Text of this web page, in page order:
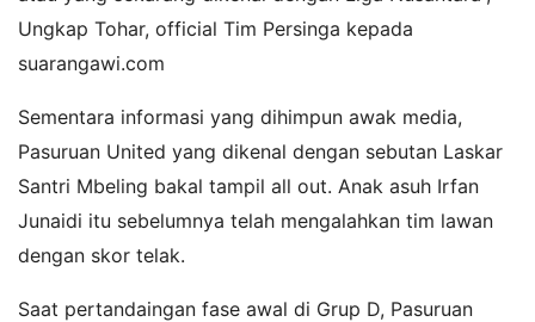
Ungkap Tohar, official Tim Persinga kepada
suarangawi.com
Sementara informasi yang dihimpun awak media,
Pasuruan United yang dikenal dengan sebutan Laskar
Santri Mbeling bakal tampil all out. Anak asuh Irfan
Junaidi itu sebelumnya telah mengalahkan tim lawan
dengan skor telak.
Saat pertandaingan fase awal di Grup D, Pasuruan